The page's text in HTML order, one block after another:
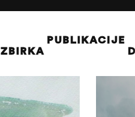
ZBIRKA
PUBLIKACIJE